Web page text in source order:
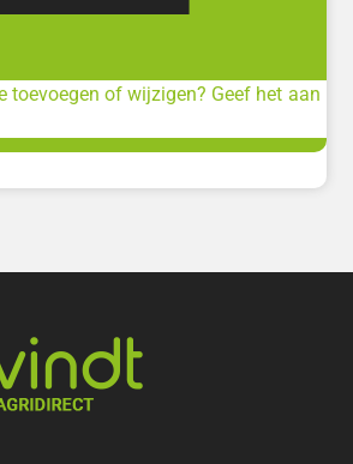
toevoegen of wijzigen? Geef het aan